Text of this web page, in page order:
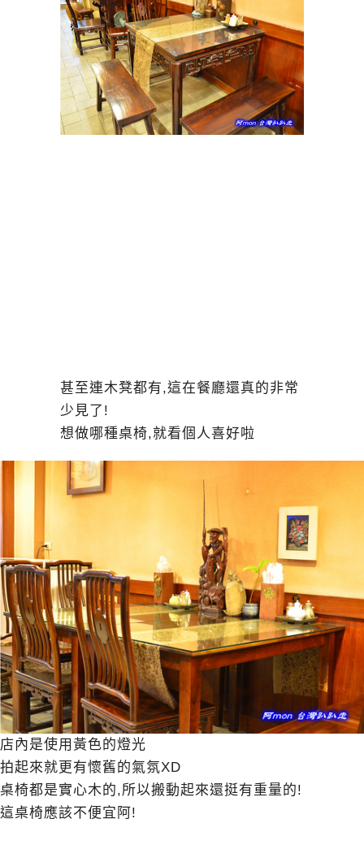
甚至連木凳都有,這在餐廳還真的非常
少見了!
想做哪種桌椅,就看個人喜好啦
店內是使用黃色的燈光
拍起來就更有懷舊的氣氛XD
桌椅都是實心木的,所以搬動起來還挺有重量的!
這桌椅應該不便宜阿!